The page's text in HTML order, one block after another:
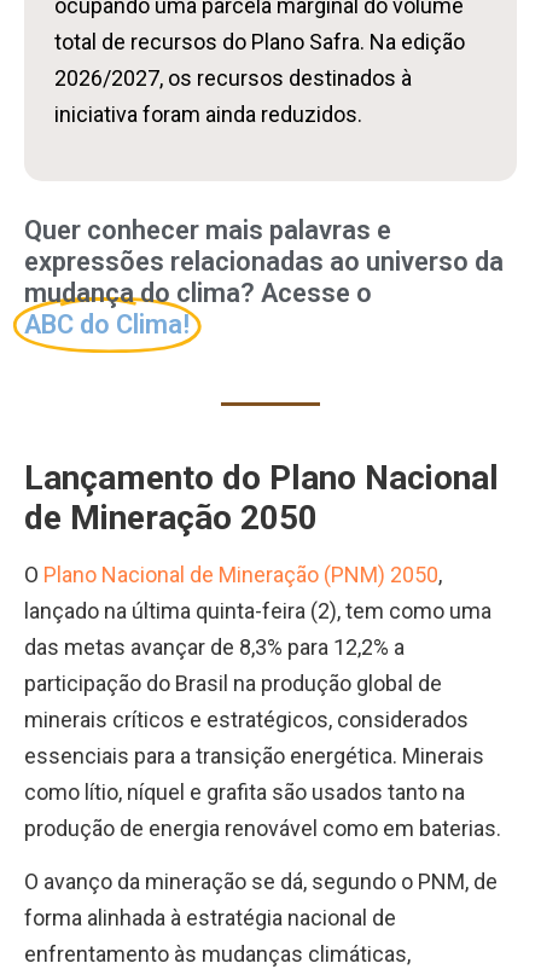
ocupando uma parcela marginal do volume
total de recursos do Plano Safra. Na edição
2026/2027, os recursos destinados à
iniciativa foram ainda reduzidos.
Quer conhecer mais palavras e
expressões relacionadas ao universo da
mudança do clima? Acesse o
ABC do Clima!
Lançamento do Plano Nacional
de Mineração 2050
O Plano Nacional de Mineração (PNM) 2050,
lançado na última quinta-feira (2), tem como uma
das metas avançar de 8,3% para 12,2% a
participação do Brasil na produção global de
minerais críticos e estratégicos, considerados
essenciais para a transição energética. Minerais
como lítio, níquel e grafita são usados tanto na
produção de energia renovável como em baterias.
O avanço da mineração se dá, segundo o PNM, de
forma alinhada à estratégia nacional de
enfrentamento às mudanças climáticas,